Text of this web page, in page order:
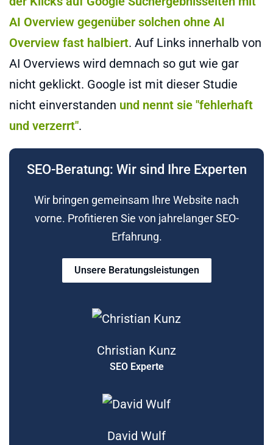
AI Overview gegenüber solchen ohne AI
Overview fast halbiert. Auf Links innerhalb von
AI Overviews wird demnach so gut wie gar
nicht geklickt. Google ist mit dieser Studie
nicht einverstanden und nennt sie "fehlerhaft
und verzerrt".
SEO-Beratung: Wir sind Ihre Experten
Wir bringen gemeinsam Ihre Website nach
vorne. Profitieren Sie von jahrelanger SEO-
Erfahrung.
Unsere Beratungsleistungen
Christian Kunz
SEO Experte
David Wulf